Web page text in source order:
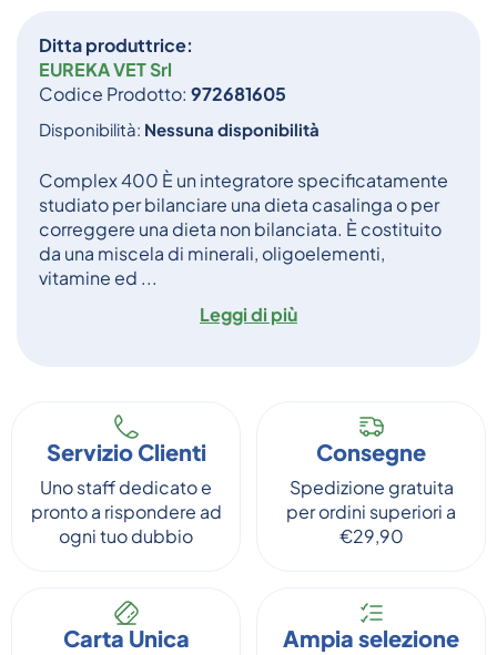
Ditta produttrice:
EUREKA VET Srl
Codice Prodotto: 972681605
Disponibilità: Nessuna disponibilità
Complex 400 È un integratore specificatamente
studiato per bilanciare una dieta casalinga o per
correggere una dieta non bilanciata. È costituito
da una miscela di minerali, oligoelementi,
vitamine ed ...
Leggi di più
Servizio Clienti
Uno staff dedicato e
pronto a rispondere ad
ogni tuo dubbio
Consegne
Spedizione gratuita
per ordini superiori a
€29,90
Carta Unica Ampia selezione